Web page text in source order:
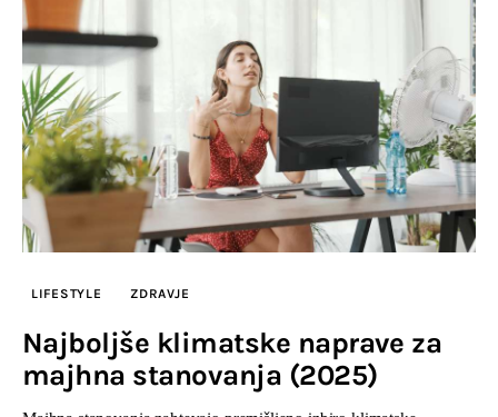
LIFESTYLE ZDRAVJE
Najboljše klimatske naprave za
majhna stanovanja (2025)